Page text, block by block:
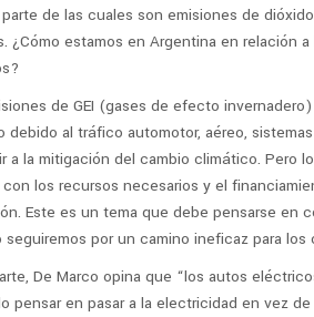
parte de las cuales son emisiones de
¿Cómo estamos en Argentina en relación
de GEI (gases de efecto
debido al tráfico automotor, aéreo,
a la mitigación del cambio climático. Pero
los recursos necesarios y el
Este es un tema que debe pensarse en
seguiremos por un camino ineficaz para
De Marco opina que “los autos
pensar en pasar a la electricidad en vez